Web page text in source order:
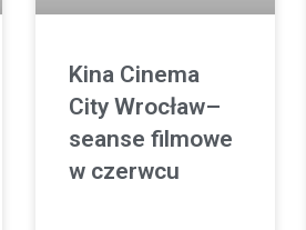
Kina Cinema
City Wrocław–
seanse filmowe
w czerwcu